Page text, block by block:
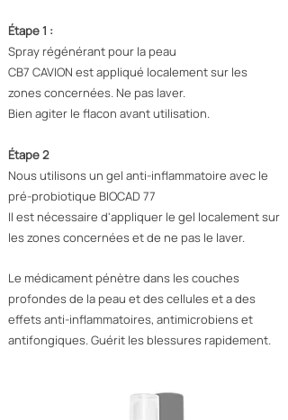
Étape 1 :
Spray régénérant pour la peau
CB7 CAVION est appliqué localement sur les
zones concernées. Ne pas laver.
Bien agiter le flacon avant utilisation.
Étape 2
Nous utilisons un gel anti-inflammatoire avec le
pré-probiotique BIOCAD 77
Il est nécessaire d'appliquer le gel localement sur
les zones concernées et de ne pas le laver.
Le médicament pénètre dans les couches
profondes de la peau et des cellules et a des
effets anti-inflammatoires, antimicrobiens et
antifongiques. Guérit les blessures rapidement.